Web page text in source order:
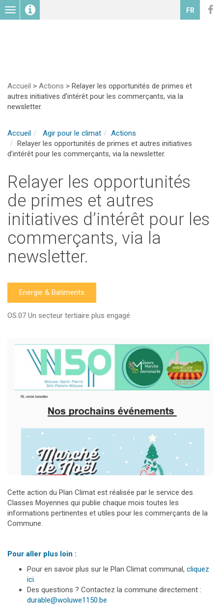
Toggle
navigation
FR
Accueil > Actions > Relayer les opportunités de primes et
autres initiatives d’intérêt pour les commerçants, via la
newsletter.
Accueil Agir pour le climat
Actions
Relayer les opportunités de primes et autres initiatives
d’intérêt pour les commerçants, via la newsletter.
Relayer les opportunités
de primes et autres
initiatives d’intérêt pour les
commerçants, via la
newsletter.
Energie & Batiments
OS.07 Un secteur tertiaire plus engagé
Cette action du Plan Climat est réalisée par le service des
Classes Moyennes qui publie chaque mois toutes les
informations pertinentes et utiles pour les commerçants de la
Commune.
Pour aller plus loin :
Pour en savoir plus sur le Plan Climat communal, cliquez
ici.
Des questions ? Contactez la commune directement :
durable@woluwe1150.be